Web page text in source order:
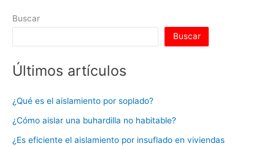
Buscar
Buscar
Últimos artículos
¿Qué es el aislamiento por soplado?
¿Cómo aislar una buhardilla no habitable?
¿Es eficiente el aislamiento por insuflado en viviendas